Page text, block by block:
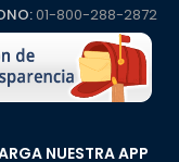
01-800-288-2872
NUESTRA APP